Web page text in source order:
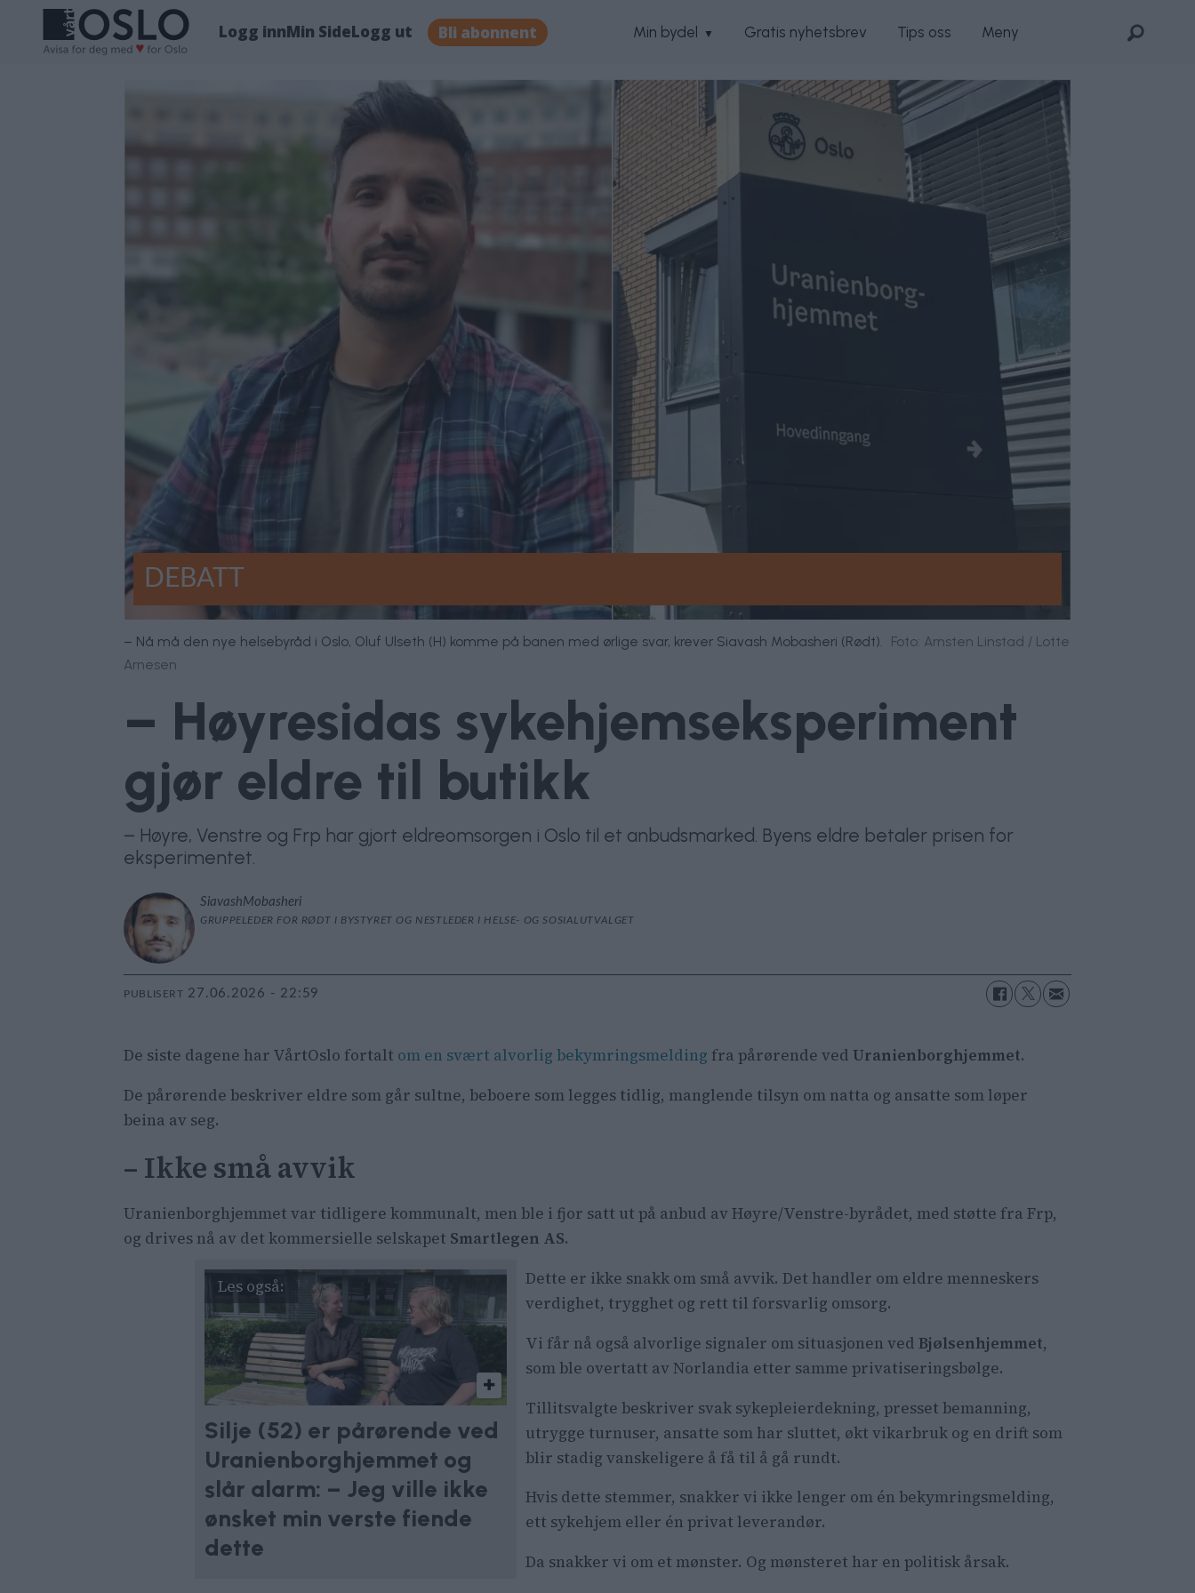
Logg innMin SideLogg ut Bli abonnent Min bydel Gratis nyhetsbrev Tips oss Meny
DEBATT
– Nå må den nye helsebyråd i Oslo, Oluf Ulseth (H) komme på banen med ørlige svar, krever Siavash Mobasheri (Rødt). Foto: Arnsten Linstad / Lotte
Arnesen
– Høyresidas sykehjemseksperiment
gjør eldre til butikk
– Høyre, Venstre og Frp har gjort eldreomsorgen i Oslo til et anbudsmarked. Byens eldre betaler prisen for
eksperimentet.
SiavashMobasheri
GRUPPELEDER FOR RØDT I BYSTYRET OG NESTLEDER I HELSE- OG SOSIALUTVALGET
PUBLISERT 27.06.2026 - 22:59
De siste dagene har VårtOslo fortalt om en svært alvorlig bekymringsmelding fra pårørende ved Uranienborghjemmet.
De pårørende beskriver eldre som går sultne, beboere som legges tidlig, manglende tilsyn om natta og ansatte som løper
beina av seg.
– Ikke små avvik
Uranienborghjemmet var tidligere kommunalt, men ble i fjor satt ut på anbud av Høyre/Venstre-byrådet, med støtte fra Frp,
og drives nå av det kommersielle selskapet Smartlegen AS.
Silje (52) er pårørende ved
Uranienborghjemmet og
slår alarm: – Jeg ville ikke
ønsket min verste fiende
dette
Dette er ikke snakk om små avvik. Det handler om eldre menneskers
verdighet, trygghet og rett til forsvarlig omsorg.
Vi får nå også alvorlige signaler om situasjonen vedBjølsenhjemmet,
som ble overtatt av Norlandia etter samme privatiseringsbølge.
Tillitsvalgte beskriver svak sykepleierdekning, presset bemanning,
utrygge turnuser, ansatte som har sluttet, økt vikarbruk og en drift som
blir stadig vanskeligere å få til å gå rundt.
Hvis dette stemmer, snakker vi ikke lenger om én bekymringsmelding,
ett sykehjem eller én privat leverandør.
Da snakker vi om et mønster. Og mønsteret har en politisk årsak.